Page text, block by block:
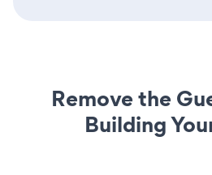
Remove the
Building